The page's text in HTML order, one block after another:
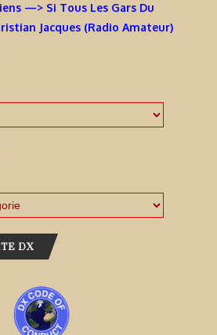
—> Si Tous Les Gars Du
Jacques (Radio Amateur)
DX